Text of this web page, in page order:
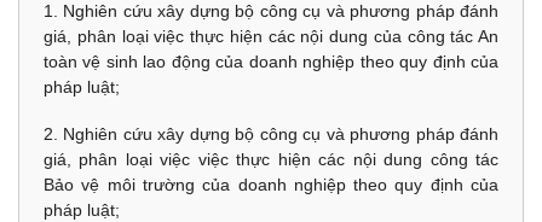
1. Nghiên cứu xây dựng bộ công cụ và phương pháp đánh
giá, phân loại việc thực hiện các nội dung của công tác An
toàn vệ sinh lao động của doanh nghiệp theo quy định của
pháp luật;
2. Nghiên cứu xây dựng bộ công cụ và phương pháp đánh
giá, phân loại việc việc thực hiện các nội dung công tác
Bảo vệ môi trường của doanh nghiệp theo quy định của
pháp luật;